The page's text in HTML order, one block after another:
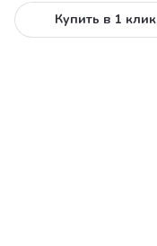
Купить в 1 клик